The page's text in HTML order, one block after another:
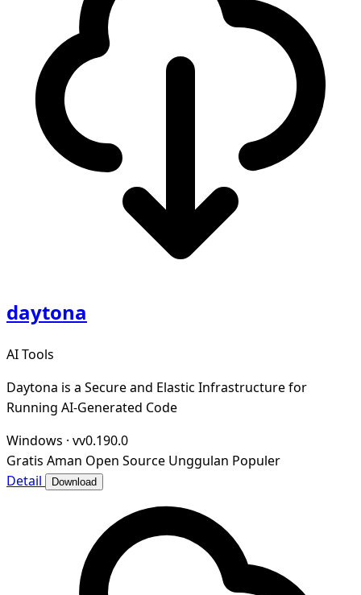
daytona
AI Tools
Daytona is a Secure and Elastic Infrastructure for
Running AI-Generated Code
Windows · vv0.190.0
Gratis Aman Open Source Unggulan Populer
Detail
Download